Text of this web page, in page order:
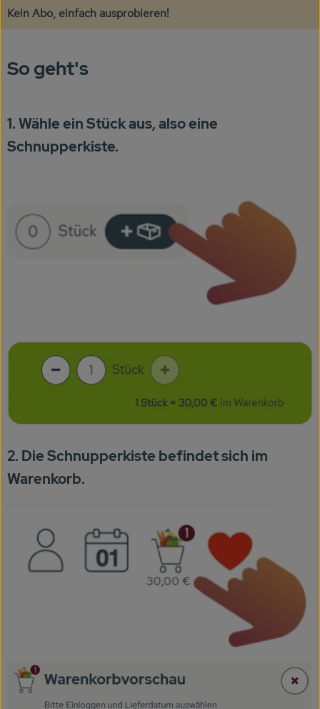
Gedrucktes
B2B
Wissen
Kein Abo, einfach ausprobieren!
So geht's
1. Wähle ein Stück aus, also eine
Schnupperkiste.
2. Die Schnupperkiste befindet sich im
Warenkorb.